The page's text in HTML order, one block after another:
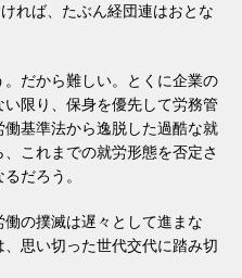
れば、たぶん経団連はおとな
だから難しい。とくに企業の
限り、保身を優先して労務管
基準法から逸脱した過酷な就
これまでの就労形態を否定さ
だろう。
の撲滅は遅々として進まな
思い切った世代交代に踏み切